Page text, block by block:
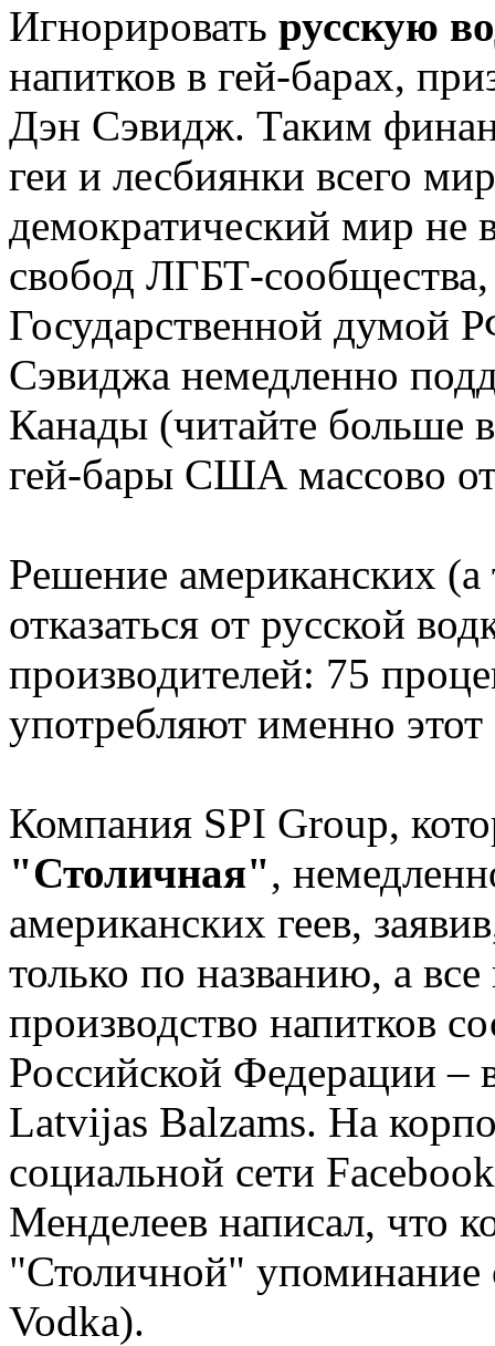
Игнорировать русскую
напитков в гей-барах,
Дэн Сэвидж. Таким
геи и лесбиянки всего
демократический мир не
свобод ЛГБТ-
Государственной думой
Сэвиджа немедленно
Канады (читайте больше
гей-бары США массово
Решение американских (а
отказаться от русской
производителей: 75
употребляют именно этот
Компания SPI Group,
"Столичная",
американских геев,
только по названию, а
производство напитков
Российской Федерации –
Latvijas Balzams. На
социальной сети
Менделеев написал, что
"Столичной" упоминание
Vodka).